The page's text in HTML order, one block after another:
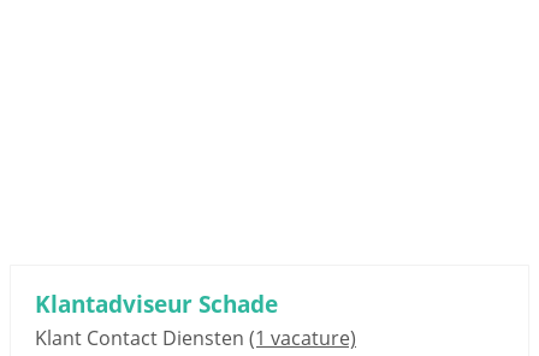
Klantadviseur Schade
Klant Contact Diensten (1 vacature)